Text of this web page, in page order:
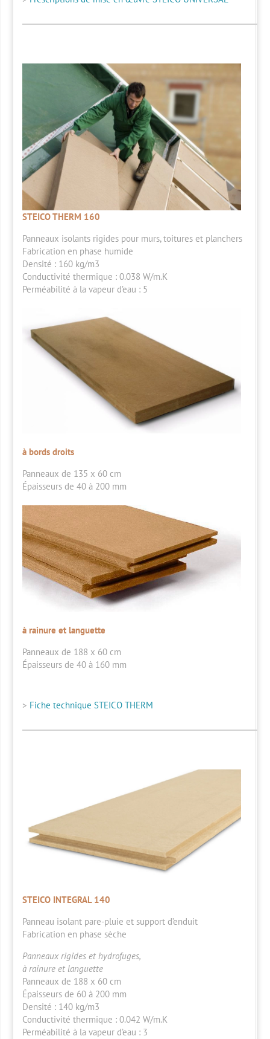
STEICO THERM 160
Panneaux isolants rigides pour murs, toitures et planchers
Fabrication en phase humide
Densité : 160 kg/m3
Conductivité thermique : 0.038 W/m.K
Perméabilité à la vapeur d’eau : 5
à bords droits
Panneaux de 135 x 60 cm
Épaisseurs de 40 à 200 mm
à rainure et languette
Panneaux de 188 x 60 cm
Épaisseurs de 40 à 160 mm
> Fiche technique STEICO THERM
STEICO INTEGRAL 140
Panneau isolant pare-pluie et support d’enduit
Fabrication en phase sèche
Panneaux rigides et hydrofuges,
à rainure et languette
Panneaux de 188 x 60 cm
Épaisseurs de 60 à 200 mm
Densité : 140 kg/m3
Conductivité thermique : 0.042 W/m.K
Perméabilité à la vapeur d’eau : 3